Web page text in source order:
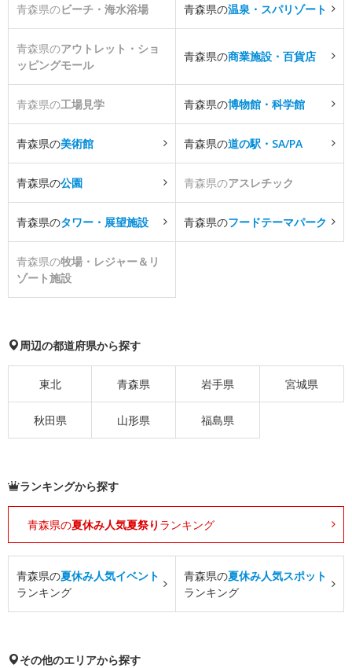
青森県のビーチ・海水浴場 青森県の温泉・スパリゾート
青森県のアウトレット・ショ
ッピングモール
青森県の商業施設・百貨店
青森県の工場見学 青森県の博物館・科学館
青森県の美術館 青森県の道の駅・SA/PA
青森県の公園 青森県のアスレチック
青森県のタワー・展望施設 青森県のフードテーマパーク
青森県の牧場・レジャー＆リ
ゾート施設
周辺の都道府県から探す
東北 青森県 岩手県 宮城県
秋田県 山形県 福島県
ランキングから探す
青森県の夏休み人気夏祭り ランキング
青森県の夏休み人気イベント
ランキング
青森県の夏休み人気スポット
ランキング
その他のエリアから探す